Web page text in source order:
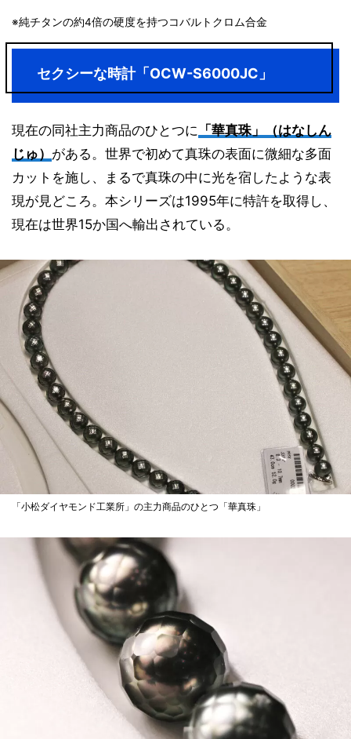
※純チタンの約4倍の硬度を持つコバルトクロム合金
セクシーな時計「OCW-S6000JC」
現在の同社主力商品のひとつに 「華真珠」（はなしん
じゅ） がある。世界で初めて真珠の表面に微細な多面
カットを施し、まるで真珠の中に光を宿したような表
現が見どころ。本シリーズは1995年に特許を取得し、
現在は世界15か国へ輸出されている。
「小松ダイヤモンド工業所」の主力商品のひとつ「華真珠」